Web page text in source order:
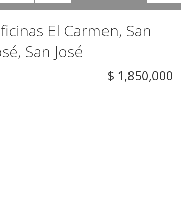
El Carmen, San
San José
$ 1,850,000